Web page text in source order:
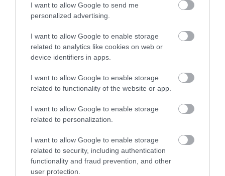
I want to allow Google to send me
personalized advertising.
I want to allow Google to enable storage
related to analytics like cookies on web or
device identifiers in apps.
I want to allow Google to enable storage
related to functionality of the website or app.
I want to allow Google to enable storage
related to personalization.
I want to allow Google to enable storage
related to security, including authentication
functionality and fraud prevention, and other
user protection.
TÖBB MINT EGY HÓNAP IS LEHET, MIRE
2026. augusztus 07|Mindenki ügye
TANULJ NÉMETÜL OTTHONRÓL: A
DIGITÁLIS TANULÁS ELŐNYEI
2026. augusztus 07|Promóció